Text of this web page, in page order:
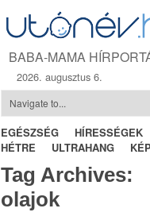
BABA-MAMA
2026. augusztus 6.
EGÉSZSÉG HÍRESSÉGEK
HÉTRE
ULTRAHANG
Tag Archives:
olajok